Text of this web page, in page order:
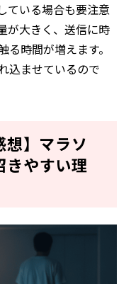
ている場合も要注意
が大きく、送信に時
時間が増えます。
込ませているので
】マラソ
きやすい理